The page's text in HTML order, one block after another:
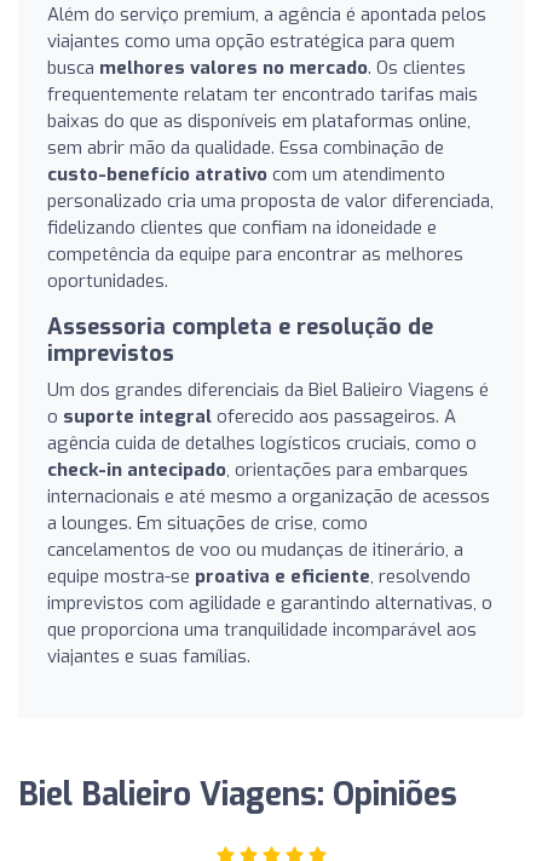
Além do serviço premium, a agência é apontada pelos
viajantes como uma opção estratégica para quem
busca melhores valores no mercado. Os clientes
frequentemente relatam ter encontrado tarifas mais
baixas do que as disponíveis em plataformas online,
sem abrir mão da qualidade. Essa combinação de
custo-benefício atrativo com um atendimento
personalizado cria uma proposta de valor diferenciada,
fidelizando clientes que confiam na idoneidade e
competência da equipe para encontrar as melhores
oportunidades.
Assessoria completa e resolução de
imprevistos
Um dos grandes diferenciais da Biel Balieiro Viagens é
o suporte integral oferecido aos passageiros. A
agência cuida de detalhes logísticos cruciais, como o
check-in antecipado, orientações para embarques
internacionais e até mesmo a organização de acessos
a lounges. Em situações de crise, como
cancelamentos de voo ou mudanças de itinerário, a
equipe mostra-se proativa e eficiente, resolvendo
imprevistos com agilidade e garantindo alternativas, o
que proporciona uma tranquilidade incomparável aos
viajantes e suas famílias.
Biel Balieiro Viagens: Opiniões